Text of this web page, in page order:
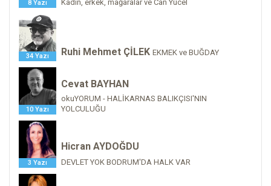
8 Yazı Kadın, erkek, mağaralar ve Can Yücel
34 Yazı Ruhi Mehmet ÇİLEK EKMEK ve BUĞDAY
10 Yazı
Cevat BAYHAN
okuYORUM - HALİKARNAS BALIKÇISI'NIN
YOLCULUĞU
3 Yazı
Hicran AYDOĞDU
DEVLET YOK BODRUM'DA HALK VAR